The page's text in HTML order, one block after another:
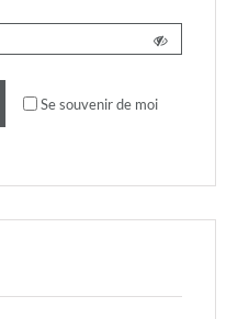
Se souvenir de moi